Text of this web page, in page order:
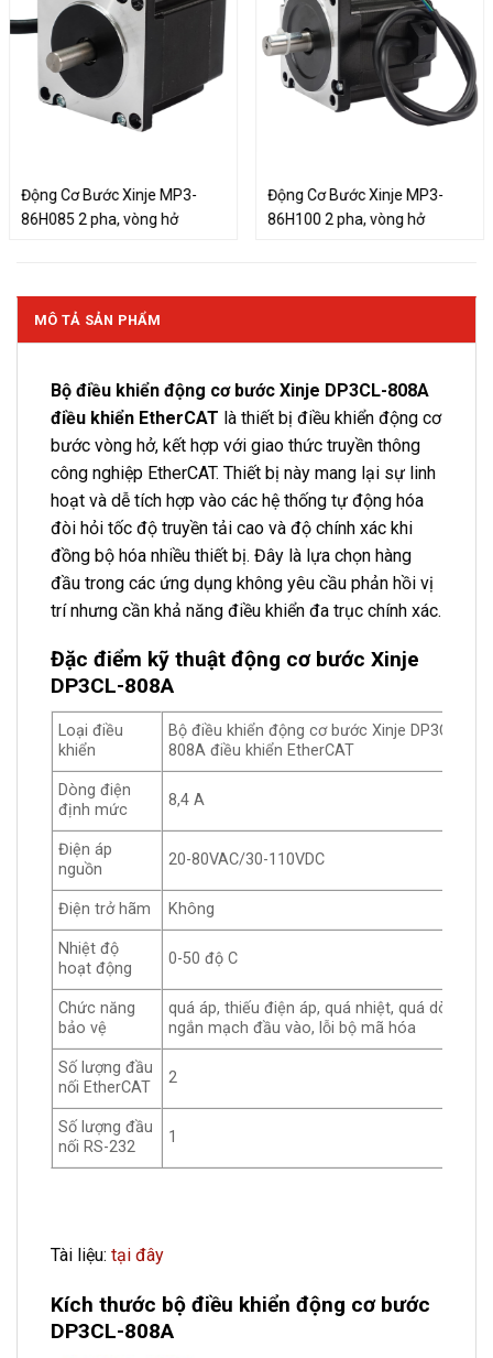
Động Cơ Bước Xinje MP3-
86H085 2 pha, vòng hở
Động Cơ Bước Xinje MP3-
86H100 2 pha, vòng hở
MÔ TẢ SẢN PHẨM
Bộ điều khiển động cơ bước Xinje DP3CL-808A
điều khiển EtherCAT là thiết bị điều khiển động cơ
bước vòng hở, kết hợp với giao thức truyền thông
công nghiệp EtherCAT. Thiết bị này mang lại sự linh
hoạt và dễ tích hợp vào các hệ thống tự động hóa
đòi hỏi tốc độ truyền tải cao và độ chính xác khi
đồng bộ hóa nhiều thiết bị. Đây là lựa chọn hàng
đầu trong các ứng dụng không yêu cầu phản hồi vị
trí nhưng cần khả năng điều khiển đa trục chính xác.
Đặc điểm kỹ thuật động cơ bước Xinje
DP3CL-808A
Loại điều
khiển
Bộ điều khiển động cơ bước Xinje DP3CL-
808A điều khiển EtherCAT
Dòng điện
định mức
8,4 A
Điện áp
nguồn
20-80VAC/30-110VDC
Điện trở hãm Không
Nhiệt độ
hoạt động
0-50 độ C
Chức năng
bảo vệ
quá áp, thiếu điện áp, quá nhiệt, quá dòng,
ngắn mạch đầu vào, lỗi bộ mã hóa
Số lượng đầu
nối EtherCAT
2
Số lượng đầu
nối RS-232
1
Tài liệu: tại đây
Kích thước bộ điều khiển động cơ bước
DP3CL-808A